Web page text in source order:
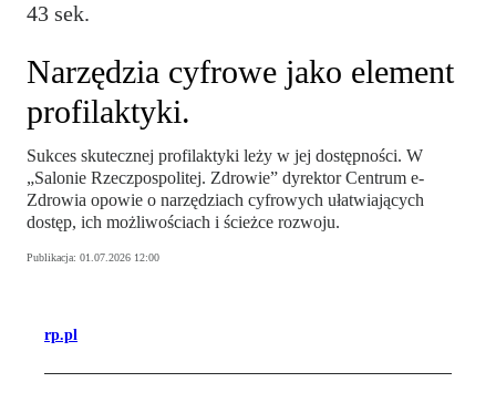
43 sek.
Narzędzia cyfrowe jako element
profilaktyki.
Sukces skutecznej profilaktyki leży w jej dostępności. W
„Salonie Rzeczpospolitej. Zdrowie” dyrektor Centrum e-
Zdrowia opowie o narzędziach cyfrowych ułatwiających
dostęp, ich możliwościach i ścieżce rozwoju.
Publikacja: 01.07.2026 12:00
rp.pl